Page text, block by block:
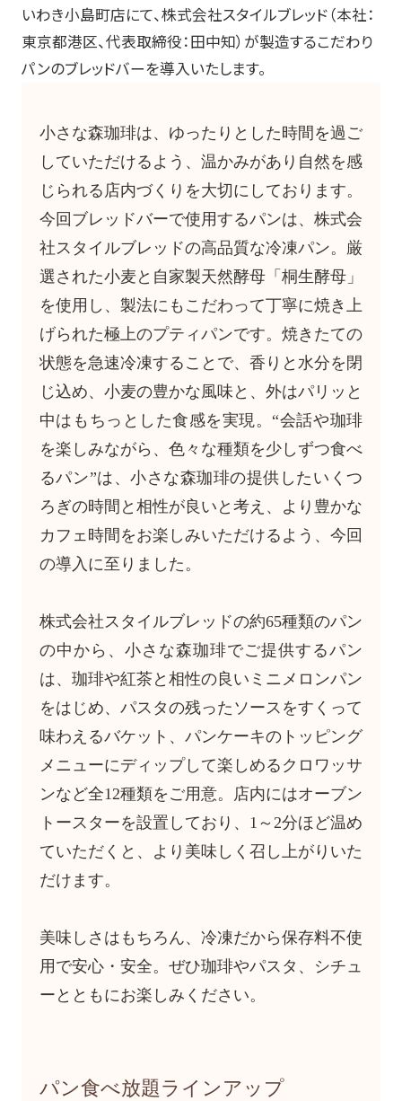
いわき小島町店にて、株式会社スタイルブレッド（本社：
東京都港区、代表取締役：田中知）が製造するこだわり
パンのブレッドバーを導入いたします。
小さな森珈琲は、ゆったりとした時間を過ご
していただけるよう、温かみがあり自然を感
じられる店内づくりを大切にしております。
今回ブレッドバーで使用するパンは、株式会
社スタイルブレッドの高品質な冷凍パン。厳
選された小麦と自家製天然酵母「桐生酵母」
を使用し、製法にもこだわって丁寧に焼き上
げられた極上のプティパンです。焼きたての
状態を急速冷凍することで、香りと水分を閉
じ込め、小麦の豊かな風味と、外はパリッと
中はもちっとした食感を実現。“会話や珈琲
を楽しみながら、色々な種類を少しずつ食べ
るパン”は、小さな森珈琲の提供したいくつ
ろぎの時間と相性が良いと考え、より豊かな
カフェ時間をお楽しみいただけるよう、今回
の導入に至りました。
株式会社スタイルブレッドの約65種類のパン
の中から、小さな森珈琲でご提供するパン
は、珈琲や紅茶と相性の良いミニメロンパン
をはじめ、パスタの残ったソースをすくって
味わえるバケット、パンケーキのトッピング
メニューにディップして楽しめるクロワッサ
ンなど全12種類をご用意。店内にはオーブン
トースターを設置しており、1～2分ほど温め
ていただくと、より美味しく召し上がりいた
だけます。
美味しさはもちろん、冷凍だから保存料不使
用で安心・安全。ぜひ珈琲やパスタ、シチュ
ーとともにお楽しみください。
パン食べ放題ラインアップ